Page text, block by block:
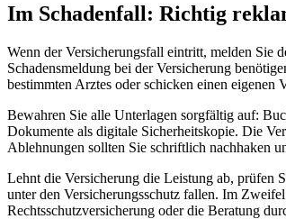
Im Schadenfall: Richtig
Wenn der Versicherungsfall eintritt, melden Sie
Schadensmeldung bei der Versicherung
bestimmten Arztes oder schicken einen eigenen
Bewahren Sie alle Unterlagen sorgfältig auf:
Dokumente als digitale Sicherheitskopie. Die
Ablehnungen sollten Sie schriftlich nachhaken
Lehnt die Versicherung die Leistung ab, prüfen
unter den Versicherungsschutz fallen. Im
Rechtsschutzversicherung oder die Beratung